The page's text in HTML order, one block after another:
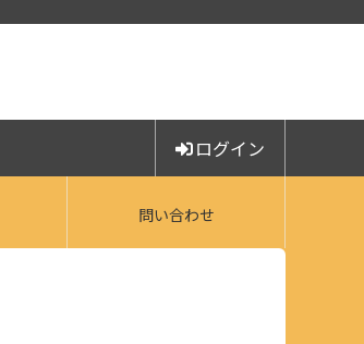
ログイン
問い合わせ